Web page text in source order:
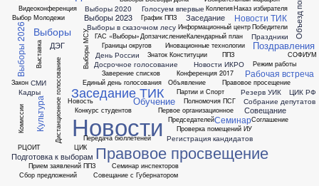
Видеоконференция
Выбор Молодежи
Выборы
Выборы 2020
Выборы 2023
Выборы 2026 Выборы МСУ
Выборы в сказочном лесу
Выставка
ГАС «Выборы»
Голосуем впервые
Границы округов
График ППЗ
ДЭГ
День России
Дистанционное голосование
Допзачисление
Досрочное голосование
Единый день голосования
Заверение списков
Закон
Заседание
Заседание ТИК
Знаток Конституции
Иновационные технологии
Информационный центр
Кадры
Календарный план
Коллегия
Комиссии Конкурс студентов
Конференция 2017
Культура
Наказ избирателя
Новости
Новости ИКРО
Новости ТИК
Новость Обучение
Объявление
ППЗ
Партии и Спорт
Первое организационное
Передача бюллетеней
Победители
Подготовка к выборам
Поздравления
Полномочия ПСГ
Правовое просвещение
Правовое просещение
Праздники
Председателей
Прием заявлений ППЗ
Проверка помещений ИУ
РЦОИТ
Рабочая встреча
Регистрация кандидатов
Режим работы
Резерв УИК
СМИ
СОФИУМ
Сбор предложений
Семинар
Семинар инспекторов
Собрание депутатов
Совещание
Совещание с Губернатором
Соглашение
ЦИК
ЦИК РФ